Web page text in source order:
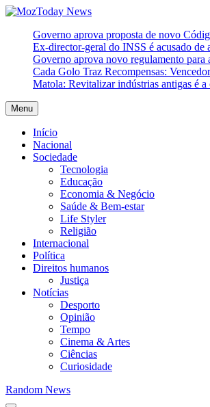
Skip
content
MozToday News
Onde a gente lê.
Governo aprova proposta de novo
Ex-director-geral do INSS é acusado
Governo aprova novo regulamento para
Cada Golo Traz Recompensas:
Matola: Revitalizar indústrias antigas é
Menu
Início
Nacional
Sociedade
Tecnologia
Educação
Economia & Negócio
Saúde & Bem-estar
Life Styler
Religião
Internacional
Política
Direitos humanos
Justiça
Notícias
Desporto
Opinião
Tempo
Cinema & Artes
Ciências
Curiosidade
Random News